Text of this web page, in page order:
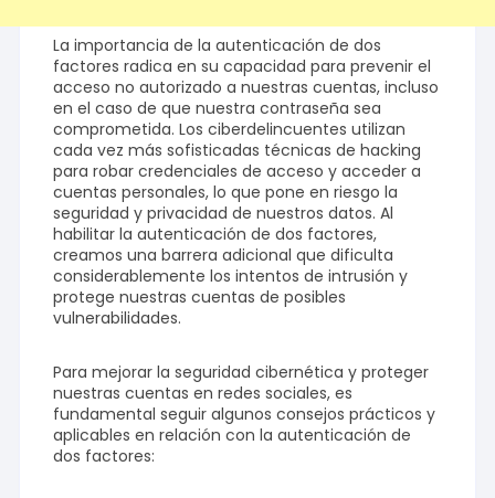
La importancia de la autenticación de dos
factores radica en su capacidad para prevenir el
acceso no autorizado a nuestras cuentas, incluso
en el caso de que nuestra contraseña sea
comprometida. Los ciberdelincuentes utilizan
cada vez más sofisticadas técnicas de hacking
para robar credenciales de acceso y acceder a
cuentas personales, lo que pone en riesgo la
seguridad y privacidad de nuestros datos. Al
habilitar la autenticación de dos factores,
creamos una barrera adicional que dificulta
considerablemente los intentos de intrusión y
protege nuestras cuentas de posibles
vulnerabilidades.
Para mejorar la seguridad cibernética y proteger
nuestras cuentas en redes sociales, es
fundamental seguir algunos consejos prácticos y
aplicables en relación con la autenticación de
dos factores: